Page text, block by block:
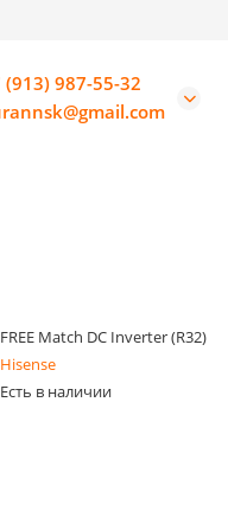
(913) 987-55-32
FREE Match DC Inverter (R32)
Hisense
Есть в наличии